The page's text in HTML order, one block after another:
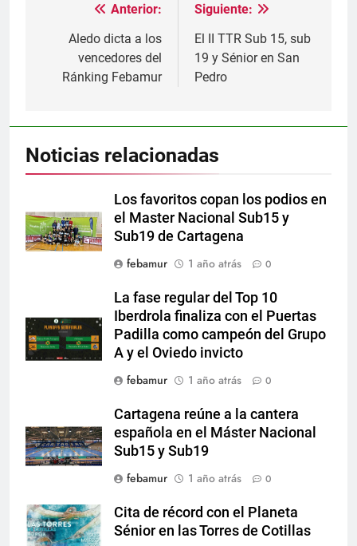
Navegación
entradas
Anterior:
Aledo dicta a los
vencedores del
Ránking Febamur
Siguiente:
El II TTR Sub 15, sub
19 y Sénior en San
Pedro
Noticias relacionadas
Los favoritos copan los podios en
el Master Nacional Sub15 y
Sub19 de Cartagena
febamur
1 año atrás 0
La fase regular del Top 10
Iberdrola finaliza con el Puertas
Padilla como campeón del Grupo
A y el Oviedo invicto
febamur
1 año atrás 0
Cartagena reúne a la cantera
española en el Máster Nacional
Sub15 y Sub19
febamur
1 año atrás 0
Cita de récord con el Planeta
Sénior en las Torres de Cotillas